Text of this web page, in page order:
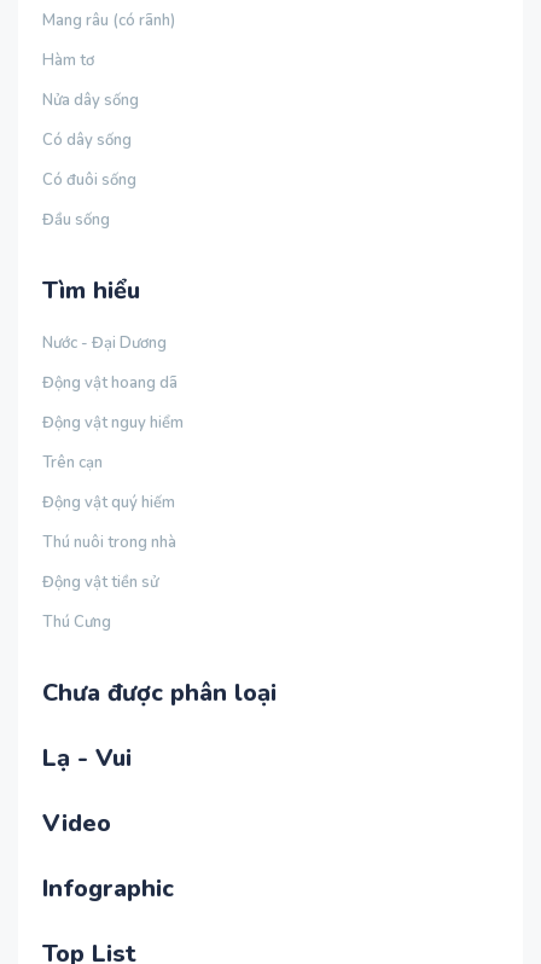
Mang râu (có rãnh)
Hàm tơ
Nửa dây sống
Có dây sống
Có đuôi sống
Đầu sống
Tìm hiểu
Nước - Đại Dương
Động vật hoang dã
Động vật nguy hiểm
Trên cạn
Động vật quý hiếm
Thú nuôi trong nhà
Động vật tiền sử
Thú Cưng
Chưa được phân loại
Lạ - Vui
Video
Infographic
Top List